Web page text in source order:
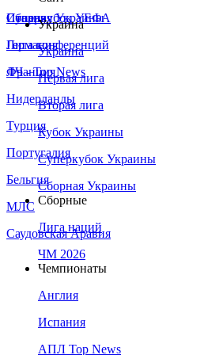
Сборная Украины
Италия
Германия
Франция
Нидерланды
Турция
Португалия
Бельгия
МЛС
Саудовская Аравия
Суперкубок УЕФА
Лига конференций
ЛЧ - Top News
Украина
Украина
Первая лига
Вторая лига
Кубок Украины
Суперкубок Украины
Сборная Украины
Сборные
Лига наций
ЧМ 2026
Чемпионаты
Англия
Испания
АПЛ Top News